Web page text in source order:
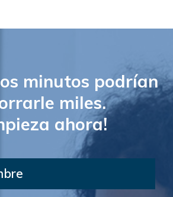
minutos podrían
miles.
ahora!